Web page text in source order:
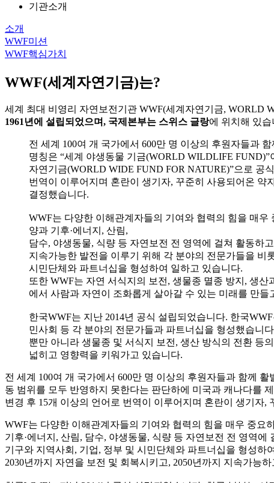
기관소개
소개
WWF미션
WWF핵심가치
WWF(세계자연기금)는?
세계 최대 비영리 자연보전기관 WWF(세계자연기금, WORLD
1961년에 설립되었으며, 국제본부는 스위스 글랑에 위치해 있습
전 세계 100여 개 국가에서 600만 명 이상의 후원자들과
명칭은 “세계 야생동물 기금(WORLD WILDLIFE
자연기금(WORLD WIDE FUND FOR NATURE)”으로 공
번역이 이루어지며 혼란이 생기자, 꾸준히 사용되어온 약
결정했습니다.
WWF는 다양한 이해관계자들의 기여와 협력의 힘을 매
양과 기후·에너지, 산림,
담수, 야생동물, 식량 등 자연보전 전 영역에 걸쳐 활동하
지속가능한 발전을 이루기 위해 각 분야의 전문가들을 비
시민단체와 파트너십을 형성하여 일하고 있습니다.
또한 WWF는 자연 서식지의 보전, 생물종 멸종 방지, 생
에서 사람과 자연이 조화롭게 살아갈 수 있는 미래를 만들
한국WWF는 지난 2014년 공식 설립되었습니다. 한국
민사회 등 각 분야의 전문가들과 파트너십을 형성했습니
뿐만 아니라 생물종 및 서식지 보전, 생산 방식의 전환 등
넓히고 영향력을 키워가고 있습니다.
전 세계 100여 개 국가에서 600만 명 이상의 후원자들과 함께
동 범위를 모두 반영하지 못한다는 판단하에 미국과 캐나다를
변경 후 15개 이상의 언어로 번역이 이루어지며 혼란이 생기자
WWF는 다양한 이해관계자들의 기여와 협력의 힘을 매우 중
기후·에너지, 산림, 담수, 야생동물, 식량 등 자연보전 전 영역
기구와 지역사회, 기업, 정부 및 시민단체와 파트너십을 형성
2030년까지 자연을 보전 및 회복시키고, 2050년까지 지속가능